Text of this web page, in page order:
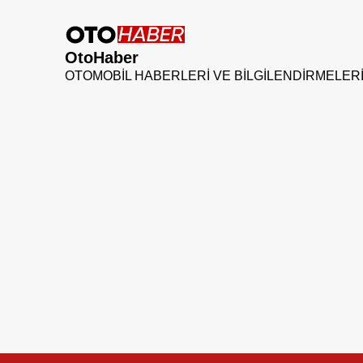
OtoHaber
OTOMOBIL HABERLERI VE BILGILENDIRMELERI